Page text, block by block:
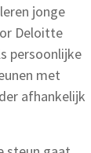
jonge
Deloitte
persoonlijke
met
afhankelijk